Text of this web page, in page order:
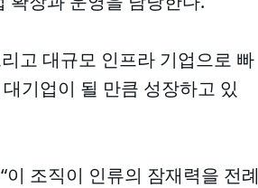
고 대규모 인프라 기업으로 빠
기업이 될 만큼 성장하고 있
조직이 인류의 잠재력을 전례